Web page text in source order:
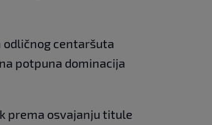
odličnog centaršuta
potpuna dominacija
prema osvajanju titule